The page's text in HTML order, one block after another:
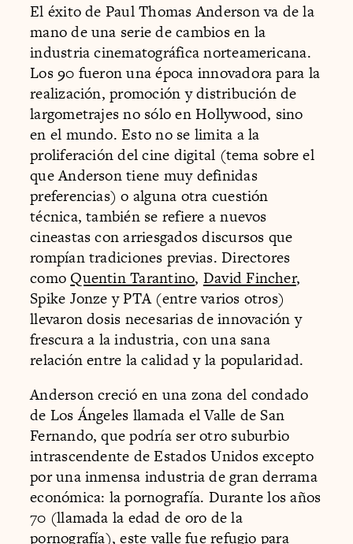
El éxito de Paul Thomas Anderson va de la
mano de una serie de cambios en la
industria cinematográfica norteamericana.
Los 90 fueron una época innovadora para la
realización, promoción y distribución de
largometrajes no sólo en Hollywood, sino
en el mundo. Esto no se limita a la
proliferación del cine digital (tema sobre el
que Anderson tiene muy definidas
preferencias) o alguna otra cuestión
técnica, también se refiere a nuevos
cineastas con arriesgados discursos que
rompían tradiciones previas. Directores
como Quentin Tarantino, David Fincher,
Spike Jonze y PTA (entre varios otros)
llevaron dosis necesarias de innovación y
frescura a la industria, con una sana
relación entre la calidad y la popularidad.
Anderson creció en una zona del condado
de Los Ángeles llamada el Valle de San
Fernando, que podría ser otro suburbio
intrascendente de Estados Unidos excepto
por una inmensa industria de gran derrama
económica: la pornografía. Durante los años
70 (llamada la edad de oro de la
pornografía), este valle fue refugio para